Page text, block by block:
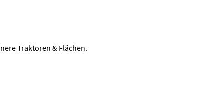
Traktoren & Flächen.